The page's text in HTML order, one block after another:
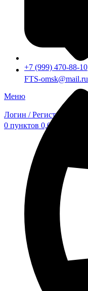
FTS-omsk@mail.ru
Меню
Логин / Регистрация
0 пунктов 0,00
+7 (999) 470-88-10